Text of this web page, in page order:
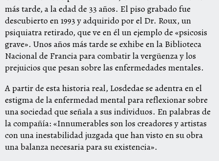
más tarde, a la edad de 33 años. El piso grabado fue
descubierto en 1993 y adquirido por el Dr. Roux, un
psiquiatra retirado, que ve en él un ejemplo de «psicosis
grave». Unos años más tarde se exhibe en la Biblioteca
Nacional de Francia para combatir la vergüenza y los
prejuicios que pesan sobre las enfermedades mentales.
A partir de esta historia real, Losdedae se adentra en el
estigma de la enfermedad mental para reflexionar sobre
una sociedad que señala a sus individuos. En palabras de
la compañía: «Innumerables son los creadores y artistas
con una inestabilidad juzgada que han visto en su obra
una balanza necesaria para su existencia».